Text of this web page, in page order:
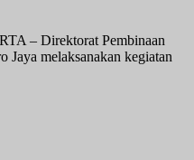
– Direktorat Pembinaan
Jaya melaksanakan kegiatan